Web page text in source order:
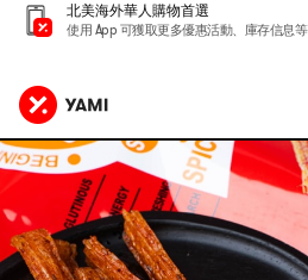
北美海外華人購物首選
使用 App 可獲取更多優惠活動、庫存信息等